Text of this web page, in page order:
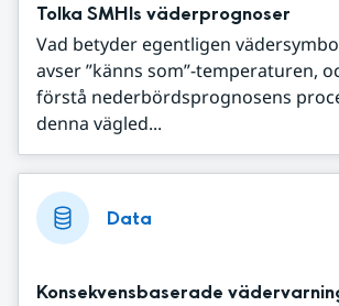
Tolka SMHIs väderprognoser
Vad betyder egentligen
avser ”känns som”-temperaturen,
förstå nederbördsprognosens
denna vägled...
Data
Konsekvensbaserade